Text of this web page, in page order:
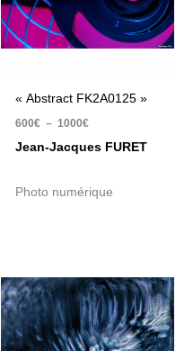
« Abstract FK2A0125 »
600€ – 1000€
Jean-Jacques FURET
Photo numérique
prix :
600€
à
1000€